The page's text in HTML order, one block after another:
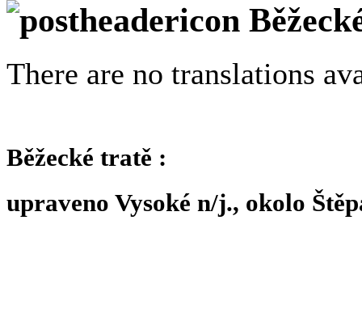
There are no translations
Běžecké tratě :
upraveno Vysoké n/j., okolo